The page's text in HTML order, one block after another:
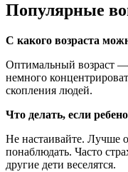
Популярные
С какого возраста
Оптимальный возраст —
немного
скопления людей.
Что делать, если
Не настаивайте. Лучше
понаблюдать. Часто
другие дети веселятся.